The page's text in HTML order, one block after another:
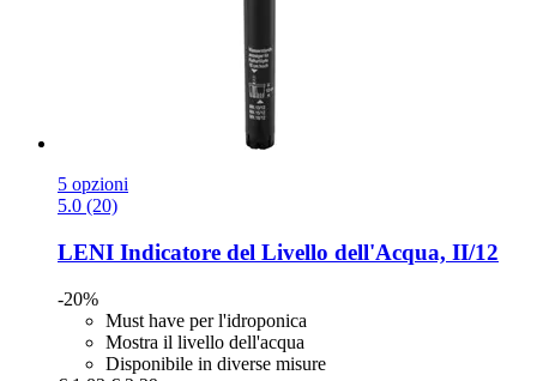
5 opzioni
5.0 (20)
LENI Indicatore del Livello dell'Acqua, II/12
-20%
Must have per l'idroponica
Mostra il livello dell'acqua
Disponibile in diverse misure